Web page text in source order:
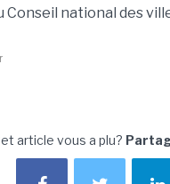
Conseil national des
article vous a plu?